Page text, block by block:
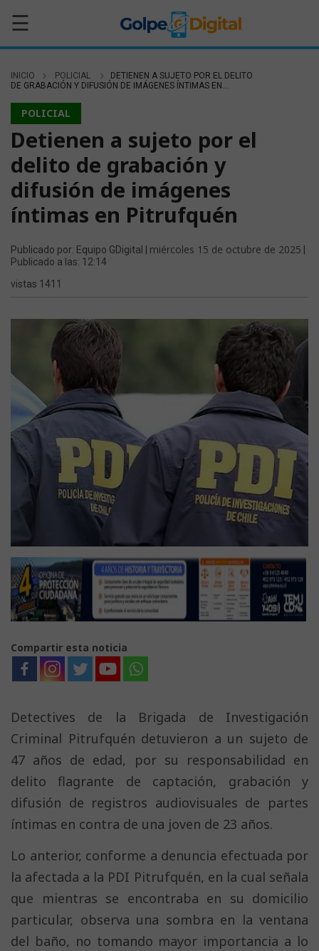
☰
INICIO POLICIAL
DETIENEN A SUJETO POR EL DELITO
DE GRABACIÓN Y DIFUSIÓN DE IMÁGENES ÍNTIMAS EN...
POLICIAL
Detienen a sujeto por el
delito de grabación y
difusión de imágenes
íntimas en Pitrufquén
Publicado por: Equipo GDigital | miércoles 15 de octubre de 2025
Publicado a las: 12:14
vistas 1411
Compartir esta noticia
Detectives de la Brigada de Investigación
Criminal Pitrufquén detuvieron a un sujeto de
47 años de edad, por su responsabilidad en
delito flagrante de captación, grabación y
difusión de registros audiovisuales de partes
íntimas en contra de una joven de 23 años.
Lo anterior, conforme a denuncia efectuada por
la afectada a la PDI Pitrufquén, en la cual señala
que mientras se encontraba en su domicilio
particular, observa una sombra en la ventana
del baño, no tomando mayor importancia a lo